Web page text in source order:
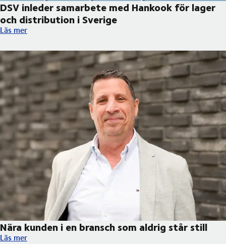
DSV inleder samarbete med Hankook för lager
och distribution i Sverige
DSV inleder samarbete med Hankook för lager och distribution
Läs mer
Nära kunden i en bransch som aldrig står still
Nära kunden i en bransch som aldrig står still
Läs mer